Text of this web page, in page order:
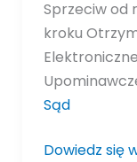
Sprzeciw od
kroku
Sąd
Dowiedz się